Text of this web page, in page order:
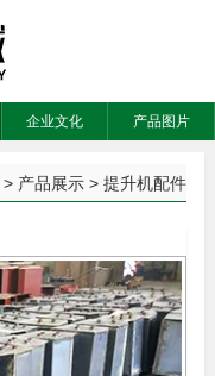
企业文化 产品图片
> 产品展示 >提升机配件